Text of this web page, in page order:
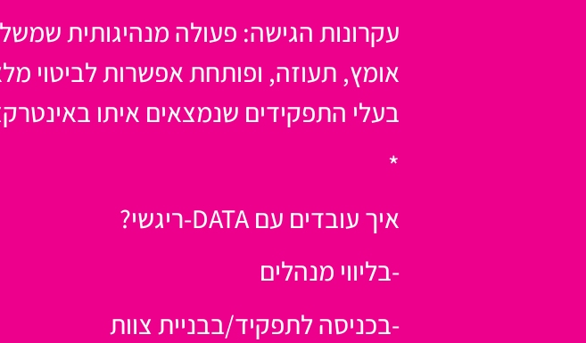
עקרונות הגישה: פעולה מנהיגותית
אומץ, תעוזה, ופותחת אפשרות לביטוי
בעלי התפקידים שנמצאים איתו
*
איך עובדים עם DATA-ריגשי?
-בליווי מנהלים
-בכניסה לתפקיד/בבניית צוות